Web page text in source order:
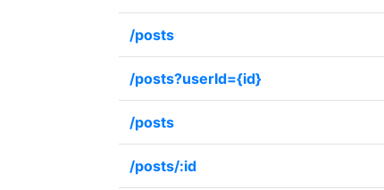
/posts
/posts?userId={id}
/posts
/posts/:id